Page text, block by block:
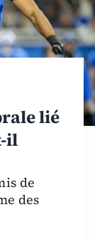
lié
il
de
des